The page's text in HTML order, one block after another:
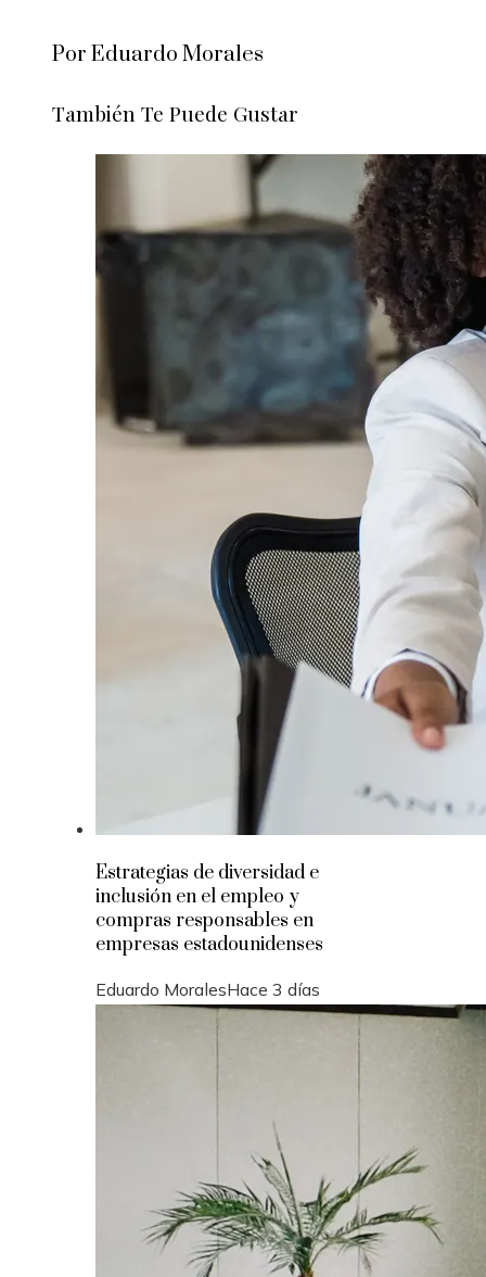
Por Eduardo Morales
También Te Puede Gustar
Estrategias de diversidad e
inclusión en el empleo y
compras responsables en
empresas estadounidenses
Eduardo MoralesHace 3 días